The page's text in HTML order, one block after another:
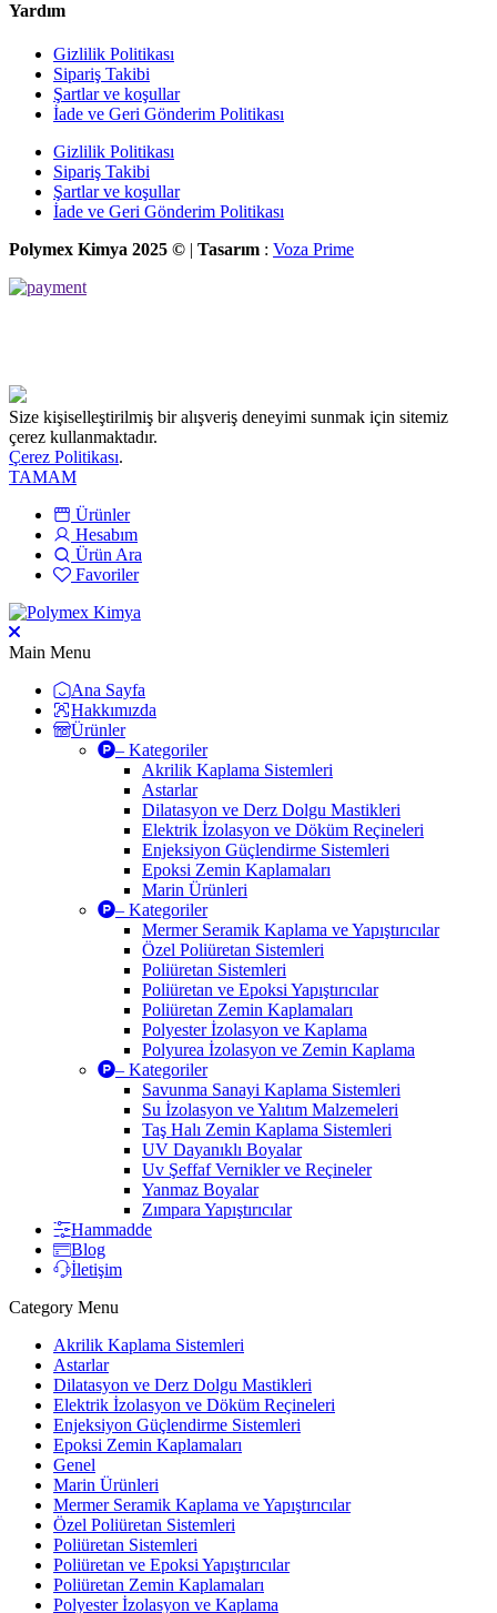
Yardım
Gizlilik Politikası
Sipariş Takibi
Şartlar ve koşullar
İade ve Geri Gönderim Politikası
Gizlilik Politikası
Sipariş Takibi
Şartlar ve koşullar
İade ve Geri Gönderim Politikası
Polymex Kimya 2025 © | Tasarım : Voza Prime
Size kişiselleştirilmiş bir alışveriş deneyimi sunmak için sitemiz
çerez kullanmaktadır.
Çerez Politikası.
TAMAM
Ürünler
Hesabım
Ürün Ara
Favoriler
Main Menu
Ana Sayfa
Hakkımızda
Ürünler
– Kategoriler
Akrilik Kaplama Sistemleri
Astarlar
Dilatasyon ve Derz Dolgu Mastikleri
Elektrik İzolasyon ve Döküm Reçineleri
Enjeksiyon Güçlendirme Sistemleri
Epoksi Zemin Kaplamaları
Marin Ürünleri
– Kategoriler
Mermer Seramik Kaplama ve Yapıştırıcılar
Özel Poliüretan Sistemleri
Poliüretan Sistemleri
Poliüretan ve Epoksi Yapıştırıcılar
Poliüretan Zemin Kaplamaları
Polyester İzolasyon ve Kaplama
Polyurea İzolasyon ve Zemin Kaplama
– Kategoriler
Savunma Sanayi Kaplama Sistemleri
Su İzolasyon ve Yalıtım Malzemeleri
Taş Halı Zemin Kaplama Sistemleri
UV Dayanıklı Boyalar
Uv Şeffaf Vernikler ve Reçineler
Yanmaz Boyalar
Zımpara Yapıştırıcılar
Hammadde
Blog
İletişim
Category Menu
Akrilik Kaplama Sistemleri
Astarlar
Dilatasyon ve Derz Dolgu Mastikleri
Elektrik İzolasyon ve Döküm Reçineleri
Enjeksiyon Güçlendirme Sistemleri
Epoksi Zemin Kaplamaları
Genel
Marin Ürünleri
Mermer Seramik Kaplama ve Yapıştırıcılar
Özel Poliüretan Sistemleri
Poliüretan Sistemleri
Poliüretan ve Epoksi Yapıştırıcılar
Poliüretan Zemin Kaplamaları
Polyester İzolasyon ve Kaplama